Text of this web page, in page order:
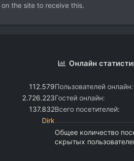
the site to receive this.
112.579
2.726.223
137.832
Dirk
Онлайн
Пользователей онлайн
Гостей онлайн
Всего посетителей
Общее количество
скрытых